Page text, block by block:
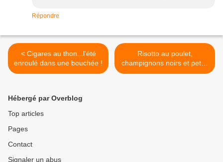
Répondre
< Cigares au thon...l’été
enroulé dans une bouchée !
Risotto au poulet,
champignons noirs et petits
pois frais. >
Hébergé par Overblog
Top articles
Pages
Contact
Signaler un abus